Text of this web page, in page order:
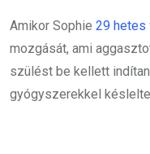
Amikor Sophie 29 hetes
mozgását, ami
szülést be kellett
gyógyszerekkel